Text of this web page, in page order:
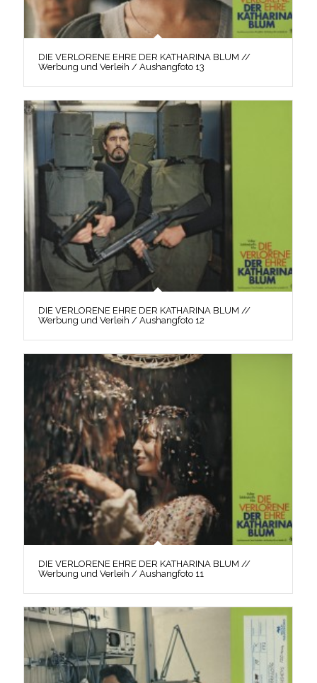
DIE VERLORENE EHRE DER KATHARINA BLUM //
Werbung und Verleih / Aushangfoto 13
DIE VERLORENE EHRE DER KATHARINA BLUM //
Werbung und Verleih / Aushangfoto 12
DIE VERLORENE EHRE DER KATHARINA BLUM //
Werbung und Verleih / Aushangfoto 11